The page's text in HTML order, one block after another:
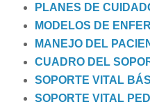
PLANES DE
MODELOS DE
MANEJO DEL
CUADRO DEL
SOPORTE VITAL
SOPORTE VITAL